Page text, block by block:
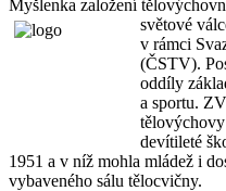
Myšlenka založení
světové
v rámci
(ČSTV).
oddíly
a sportu.
devítileté
1951 a v níž mohla mládež i
vybaveného sálu tělocvičny.